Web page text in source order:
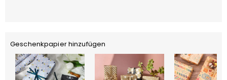
Geschenkpapier hinzufügen